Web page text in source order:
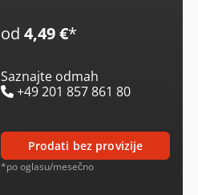
od 4,49 €*
Saznajte odmah
+49 201 857 861 80
prodati bez provizije
*po oglasu/mesečno